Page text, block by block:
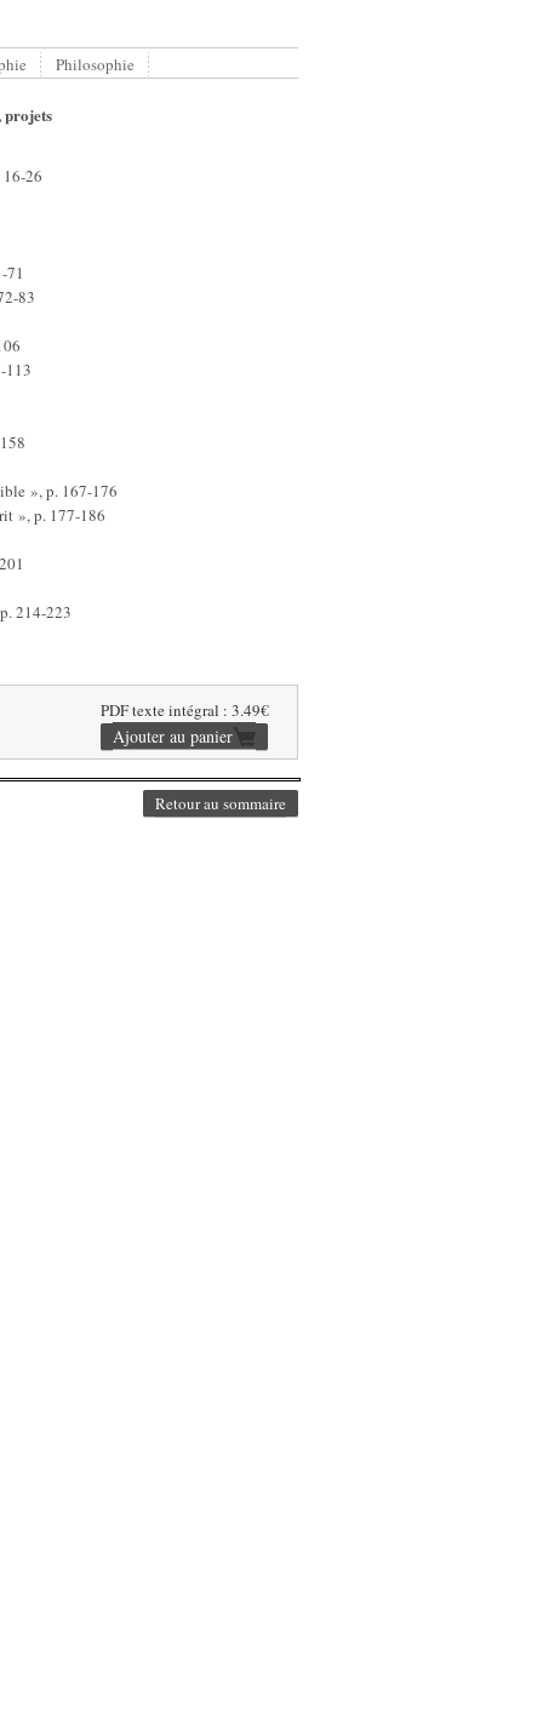
Philosophie
projets
26
71
83
113
», p. 167-176
», p. 177-186
214-223
PDF texte intégral : 3.49€
Retour au sommaire